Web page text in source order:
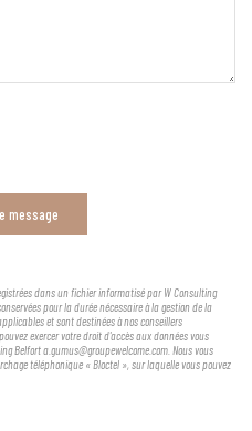
message
dans un fichier informatisé par W Consulting
pour la durée nécessaire à la gestion de la
et sont destinées à nos conseillers
exercer votre droit d'accès aux données vous
Belfort a.gumus@groupewelcome.com. Nous vous
téléphonique « Bloctel », sur laquelle vous pouvez